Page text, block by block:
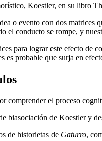
Koestler, en su libro
o evento con dos
el conducto se rompe, y
para lograr este efecto de
es probable que surja en
comprender el proceso
biasociación de Koestler y
de historietas de Gaturro,